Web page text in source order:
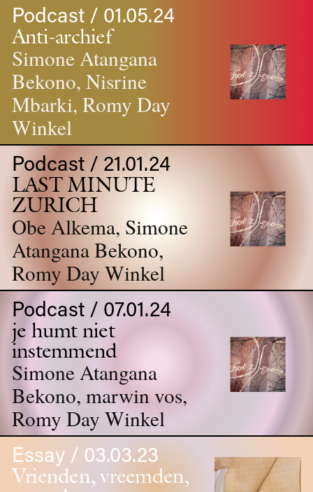
Podcast / 01.05.24
Anti-archief
Simone Atangana
Bekono, Nisrine
Mbarki, Romy Day
Winkel
Podcast / 21.01.24
LAST MINUTE
ZURICH
Obe Alkema, Simone
Atangana Bekono,
Romy Day Winkel
Podcast / 07.01.24
je humt niet
instemmend
Simone Atangana
Bekono, marwin vos,
Romy Day Winkel
Essay / 03.03.23
Vrienden, vreemden,